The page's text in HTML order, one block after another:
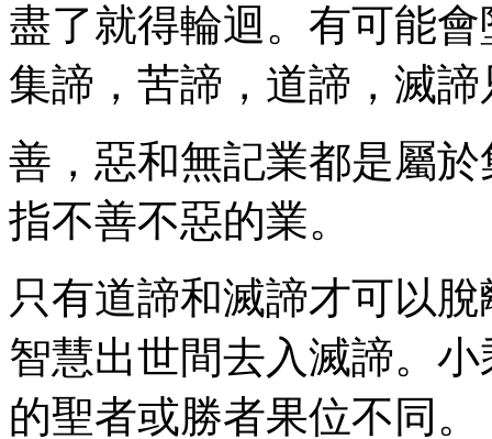
盡了就得輪迴。有可能
集諦，苦諦，道諦，滅
善，惡和無記業都是屬
指不善不​​惡的業。
只有道諦和滅諦才可以
智慧出世間去入滅諦。
的聖者或勝者果位不同。